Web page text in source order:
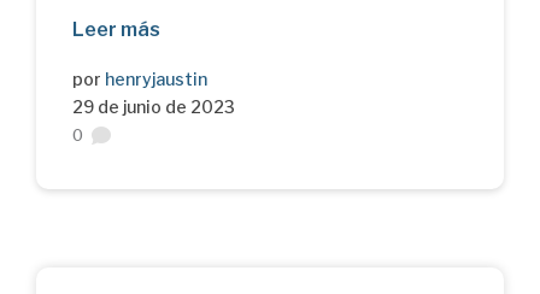
Leer más
por henryjaustin
29 de junio de 2023
0